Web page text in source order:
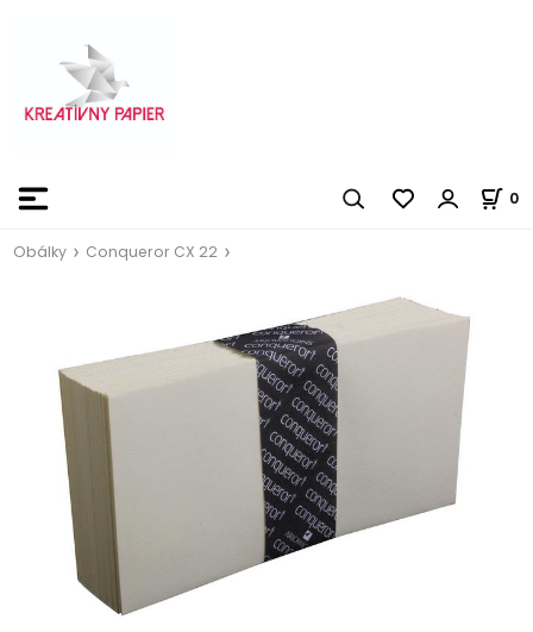
0
Obálky Conqueror CX 22